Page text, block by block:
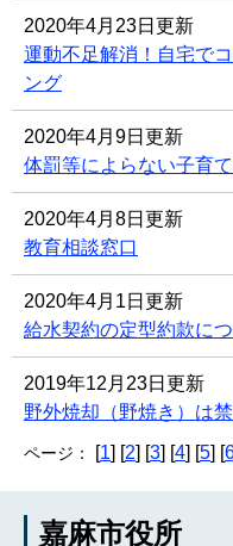
2020年4月23日更新
運動不足解消！自宅で
ング
2020年4月9日更新
体罰等によらない子育
2020年4月8日更新
教育相談窓口
2020年4月1日更新
給水契約の定型約款に
2019年12月23日更新
野外焼却（野焼き）は
ページ： [1] [2] [3] [4] [5] [
嘉麻市役所